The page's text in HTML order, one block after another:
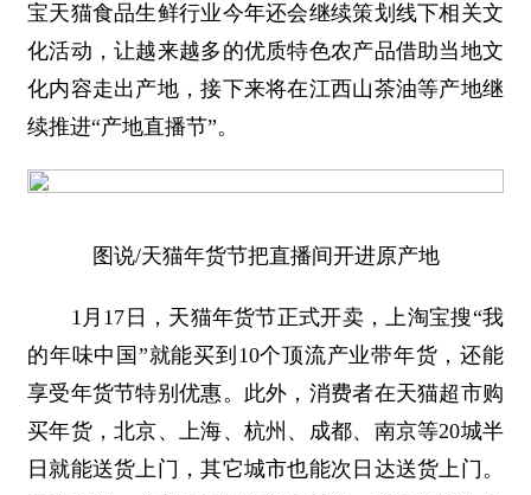
宝天猫食品生鲜行业今年还会继续策划线下相关文
化活动，让越来越多的优质特色农产品借助当地文
化内容走出产地，接下来将在江西山茶油等产地继
续推进“产地直播节”。
图说/天猫年货节把直播间开进原产地
1月17日，天猫年货节正式开卖，上淘宝搜“我
的年味中国”就能买到10个顶流产业带年货，还能
享受年货节特别优惠。此外，消费者在天猫超市购
买年货，北京、上海、杭州、成都、南京等20城半
日就能送货上门，其它城市也能次日达送货上门。